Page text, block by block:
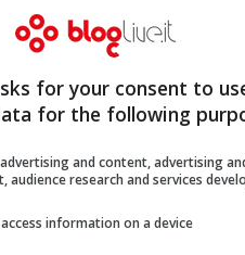
incredibile da credere
unità anche nelle scelte
mail: il
for your consent to
for the following
and content, advertising
audience research and services
information on a device